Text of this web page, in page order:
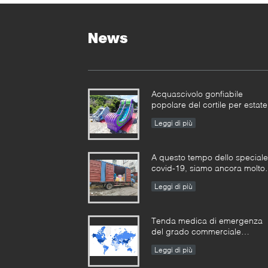
News
Acquascivolo gonfiabile
popolare del cortile per estate
Leggi di più
A questo tempo dello speciale
covid-19, siamo ancora molto
produzione gonfiabile dei
Leggi di più
Tenda medica di emergenza
del grado commerciale
all'aperto gonfiabile portatile
Leggi di più